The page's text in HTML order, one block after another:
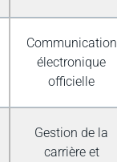
Communication
électronique
officielle
Gestion de la
carrière et